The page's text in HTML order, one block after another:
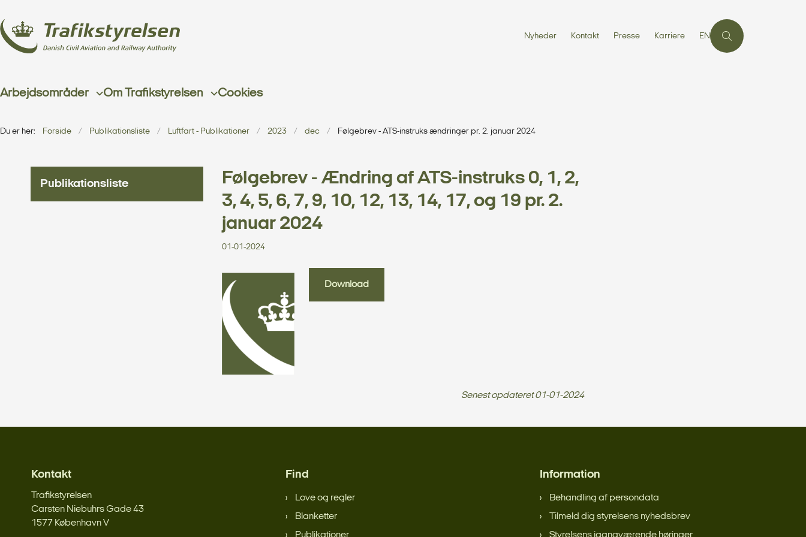
Nyheder Kontakt Presse Karriere EN
Arbejdsområder Om Trafikstyrelsen Cookies
Du er her: Forside Publikationsliste Luftfart - Publikationer 2023 dec Følgebrev - ATS-instruks ændringer pr. 2. januar 2024
Publikationsliste
Følgebrev - Ændring af ATS-instruks 0, 1, 2,
3, 4, 5, 6, 7, 9, 10, 12, 13, 14, 17, og 19 pr. 2.
januar 2024
01-01-2024
Download
Senest opdateret01-01-2024
Kontakt
Trafikstyrelsen
Carsten Niebuhrs Gade 43
1577 København V
Find
Love og regler
Blanketter
Information
Behandling af persondata
Tilmeld dig styrelsens nyhedsbrev